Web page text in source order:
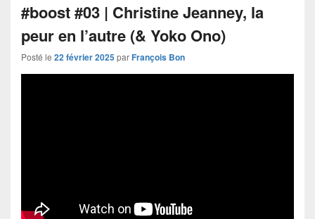
#boost #03 | Christine Jeanney, la
peur en l’autre (& Yoko Ono)
Posté le 22 février 2025parFrançois Bon